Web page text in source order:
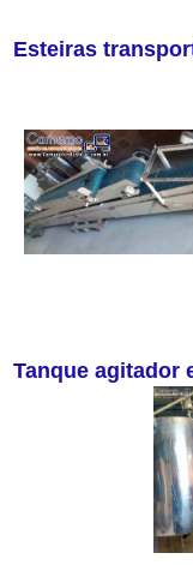
Esteiras
Tanque agitador